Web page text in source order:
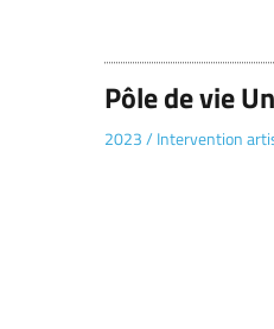
Pôle de vie
2023/Intervention